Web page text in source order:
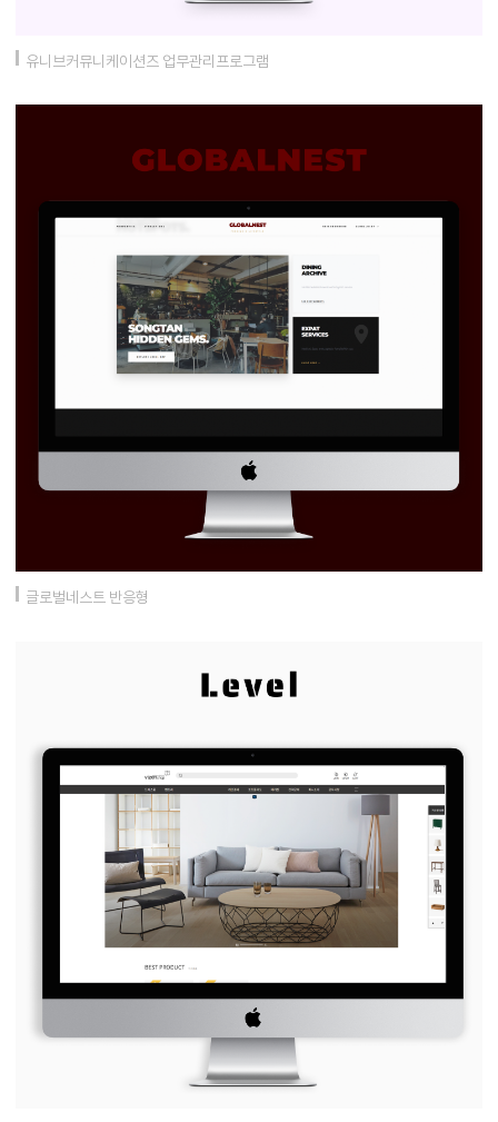
유니브커뮤니케이션즈 업무관리프로그램
글로벌네스트 반응형